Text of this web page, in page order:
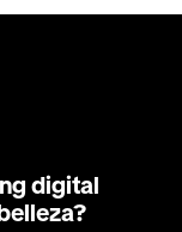
digital